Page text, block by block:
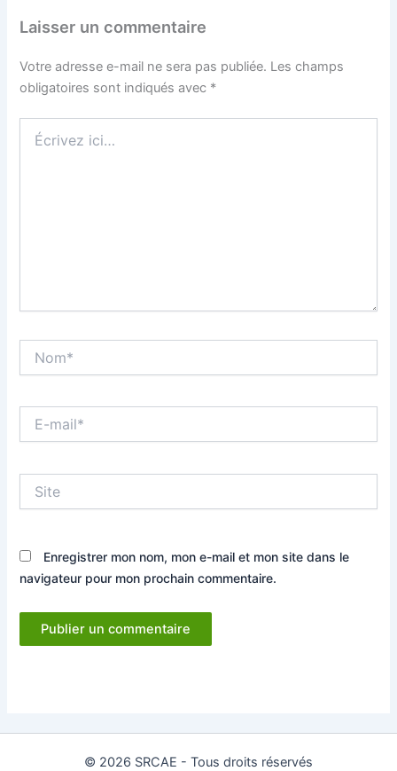
Laisser un commentaire
Votre adresse e-mail ne sera pas publiée. Les champs
obligatoires sont indiqués avec *
ici…
mail*
Enregistrer mon nom, mon e-mail et mon site dans le
navigateur pour mon prochain commentaire.
© 2026 SRCAE - Tous droits réservés